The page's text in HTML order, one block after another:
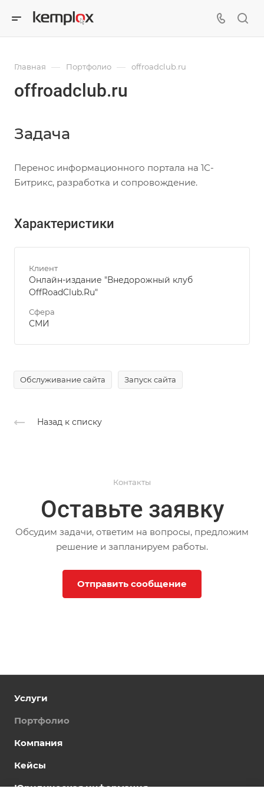
Главная — Портфолио — offroadclub.ru
offroadclub.ru
Задача
Перенос информационного портала на 1С-
Битрикс, разработка и сопровождение.
Характеристики
Клиент
Онлайн-издание "Внедорожный клуб
OffRoadClub.Ru"
Сфера
СМИ
Обслуживание сайта Запуск сайта
Назад к списку
Контакты
Оставьте заявку
Обсудим задачи, ответим на вопросы, предложим
решение и запланируем работы.
Отправить сообщение
Услуги
Портфолио
Компания
Кейсы
Юридическая информация